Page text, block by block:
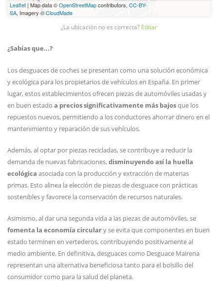
Leaflet | Map data ©OpenStreetMapcontributors, CC-BY-
SA, Imagery ©CloudMade
¿La ubicación no es correcta? Editar
¿Sabías que...?
Los desguaces de coches se presentan como una solución económica
y ecológica para los propietarios de vehículos en España. En primer
lugar, estos establecimientos ofrecen piezas de automóviles usadas y
en buen estado a precios significativamente más bajosque los
repuestos nuevos, permitiendo a los conductores ahorrar dinero en el
mantenimiento y reparación de sus vehículos.
Además, al optar por piezas recicladas, se contribuye a reducir la
demanda de nuevas fabricaciones,disminuyendo así la huella
ecológica asociada con la producción y extracción de materias
primas. Esto alinea la elección de piezas de desguace con prácticas
sostenibles y favorece la conservación de recursos naturales.
Asimismo, al dar una segunda vida a las piezas de automóviles, se
fomenta la economía circulary se evita que componentes en buen
estado terminen en vertederos, contribuyendo positivamente al
medio ambiente. En definitiva, desguaces como Desguace Mairena
representan una alternativa beneficiosa tanto para el bolsillo del
consumidor como para la salud del planeta.